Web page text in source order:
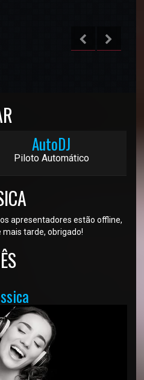
AutoDJ
Piloto Automático
apresentadores estão offline,
tarde, obrigado!